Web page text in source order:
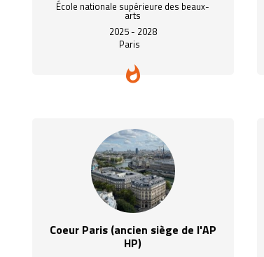
École nationale supérieure des beaux-
arts
2025 - 2028
Paris
Coeur Paris (ancien siège de l'AP
HP)